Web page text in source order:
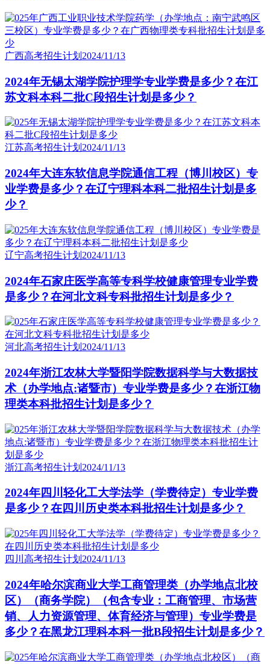
广西高考招生计划 2024/11/13
2024年无锡太湖学院护理学专业学费是多少？在江
苏文科本科二批C段招生计划是多少？
江苏高考招生计划 2024/11/13
2024年大连东软信息学院通信工程（博川校区）专
业学费是多少？在辽宁理科本科二批招生计划是多
少？
辽宁高考招生计划 2024/11/13
2024年石家庄医学高等专科学校健康管理专业学费
是多少？在河北文科专科批招生计划是多少？
河北高考招生计划 2024/11/13
2024年浙江农林大学暨阳学院数据科学与大数据技
术（办学地点:诸暨市）专业学费是多少？在浙江物
理类本科批招生计划是多少？
浙江高考招生计划 2024/11/13
2024年四川轻化工大学法学（学费待定）专业学费
是多少？在四川历史类本科批招生计划是多少？
四川高考招生计划 2024/11/13
2024年哈尔滨商业大学工商管理类（办学地点北校
区）（商务学院）（包含专业：工商管理、市场营
销、人力资源管理、体育经济与管理）专业学费是
多少？在黑龙江理科本科一批B段招生计划是多少？